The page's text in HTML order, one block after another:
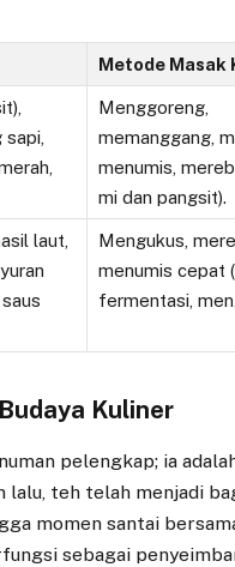
Metode Masak
Menggoreng,
memanggang,
menumis,
mi dan pangsit).
laut,
Mengukus,
menumis cepat
fermentasi,
Kuliner
pelengkap; ia
lalu, teh telah menjadi
momen santai
sebagai